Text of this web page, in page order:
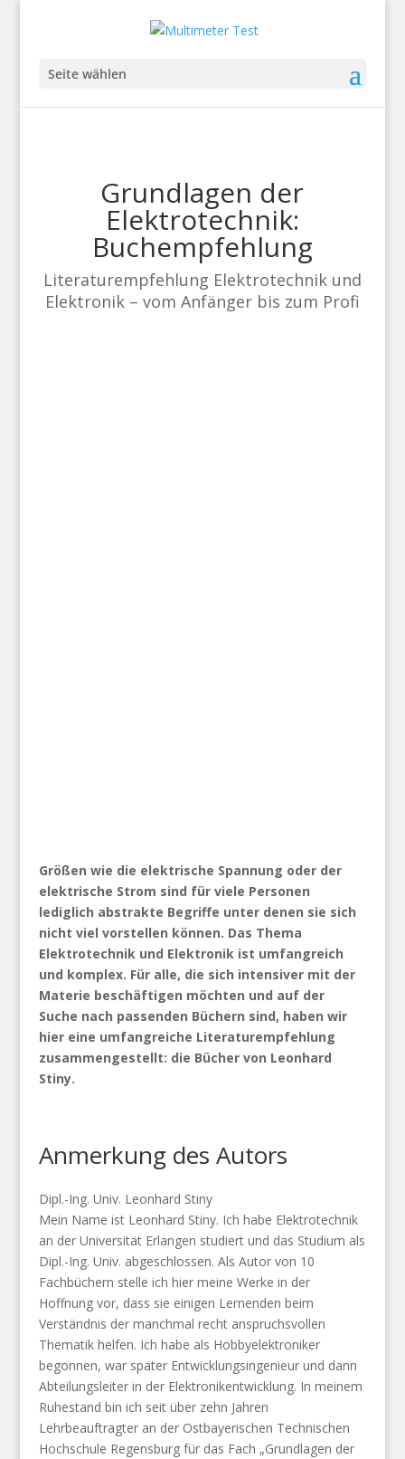
Seite wählen
Grundlagen der
Elektrotechnik:
Buchempfehlung
Literaturempfehlung Elektrotechnik und
Elektronik – vom Anfänger bis zum Profi
Größen wie die elektrische Spannung oder der
elektrische Strom sind für viele Personen
lediglich abstrakte Begriffe unter denen sie sich
nicht viel vorstellen können. Das Thema
Elektrotechnik und Elektronik ist umfangreich
und komplex. Für alle, die sich intensiver mit der
Materie beschäftigen möchten und auf der
Suche nach passenden Büchern sind, haben wir
hier eine umfangreiche Literaturempfehlung
zusammengestellt: die Bücher von Leonhard
Stiny.
Anmerkung des Autors
Dipl.-Ing. Univ. Leonhard Stiny
Mein Name ist Leonhard Stiny. Ich habe Elektrotechnik
an der Universität Erlangen studiert und das Studium als
Dipl.-Ing. Univ. abgeschlossen. Als Autor von 10
Fachbüchern stelle ich hier meine Werke in der
Hoffnung vor, dass sie einigen Lernenden beim
Verständnis der manchmal recht anspruchsvollen
Thematik helfen. Ich habe als Hobbyelektroniker
begonnen, war später Entwicklungsingenieur und dann
Abteilungsleiter in der Elektronikentwicklung. In meinem
Ruhestand bin ich seit über zehn Jahren
Lehrbeauftragter an der Ostbayerischen Technischen
Hochschule Regensburg für das Fach „Grundlagen der